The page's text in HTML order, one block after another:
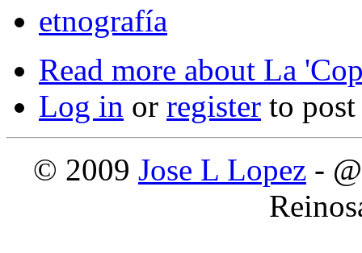
etnografía
Read more about La
Log in or register to
© 2009 Jose L Lopez -